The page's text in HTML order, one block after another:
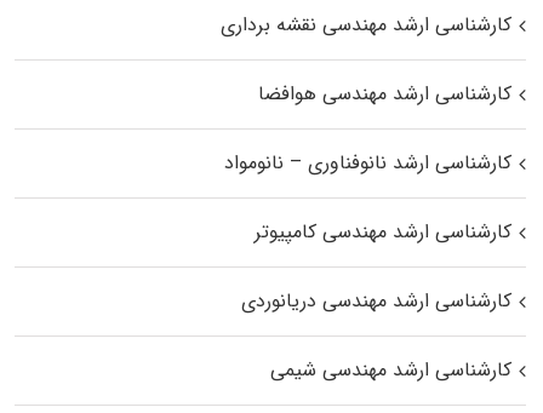
کارشناسی ارشد مهندسی نقشه برداری
کارشناسی ارشد مهندسی هوافضا
کارشناسی ارشد نانوفناوری – نانومواد
کارشناسی ارشد مهندسی کامپیوتر
کارشناسی ارشد مهندسی دریانوردی
کارشناسی ارشد مهندسی شیمی